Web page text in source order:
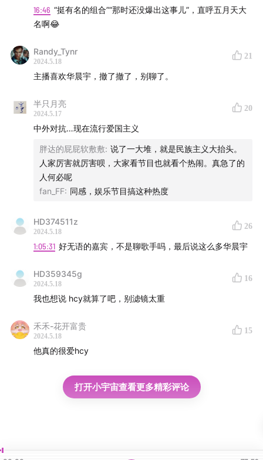
16:46 “挺有名的组合”“那时还没爆出这事儿”，直呼五月天大
名啊😂
Randy_Tynr
2024.5.18
21
主播喜欢华晨宇，撤了撤了，别聊了。
半只月亮
2024.5.17
20
中外对抗…现在流行爱国主义
胖达的屁屁软敷敷: 说了一大堆，就是民族主义大抬头。
人家厉害就厉害呗，大家看节目也就看个热闹。真急了的
人何必呢
fan_FF: 同感，娱乐节目搞这种热度
HD374511z
2024.5.18
26
1:05:31 好无语的嘉宾，不是聊歌手吗，最后说这么多华晨宇
HD359345g
2024.5.18
16
我也想说 hcy就算了吧，别滤镜太重
禾禾-花开富贵
2024.5.18
15
他真的很爱hcy
打开小宇宙查看更多精彩评论